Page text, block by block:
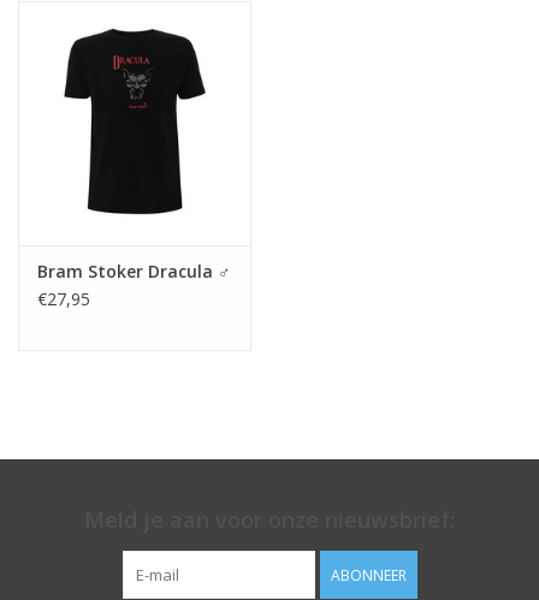
Bram Stoker Dracula ♂
€27,95
ABONNEER